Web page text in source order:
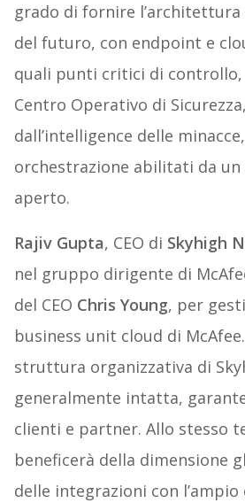
grado di fornire
del futuro, con endpoint e
quali punti critici di controllo,
Centro Operativo di
dall’intelligence delle
orchestrazione abilitati da un
aperto.
Rajiv Gupta, CEO di Skyhigh
nel gruppo dirigente di
del CEO Chris Young, per
business unit cloud di
struttura organizzativa di
generalmente intatta,
clienti e partner. Allo stesso
beneficerà della dimensione
delle integrazioni con